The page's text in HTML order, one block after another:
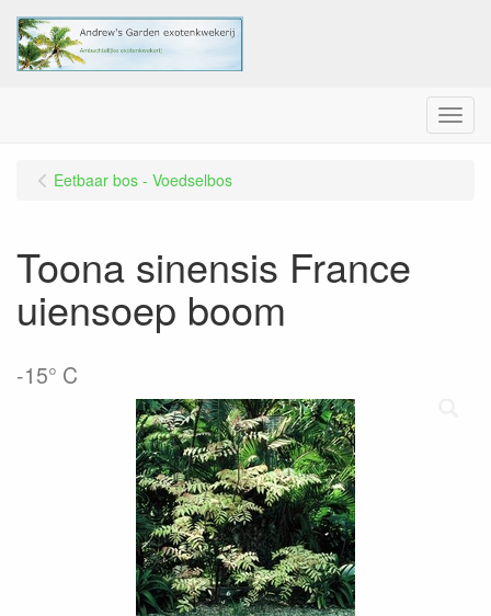
Menu
Eetbaar bos - Voedselbos
Toona sinensis France
uiensoep boom
-15° C